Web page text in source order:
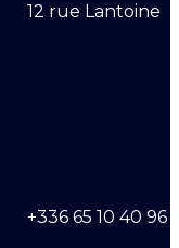
12 rue Lantoine
+336 65 10 40 96